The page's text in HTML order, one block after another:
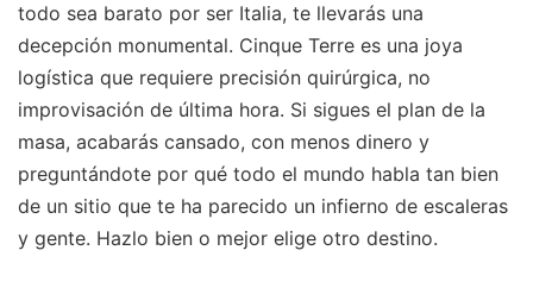
todo sea barato por ser Italia, te llevarás una
decepción monumental. Cinque Terre es una joya
logística que requiere precisión quirúrgica, no
improvisación de última hora. Si sigues el plan de la
masa, acabarás cansado, con menos dinero y
preguntándote por qué todo el mundo habla tan bien
de un sitio que te ha parecido un infierno de escaleras
y gente. Hazlo bien o mejor elige otro destino.